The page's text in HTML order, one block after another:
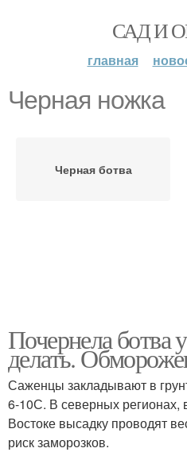
САД И
главная
Черная ножка
Черная ботва
Почернела ботва
делать.
Саженцы закладывают в
6-10С. В северных
Востоке высадку проводят
риск заморозков.